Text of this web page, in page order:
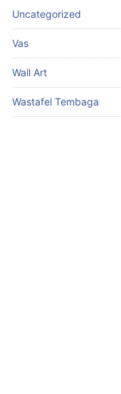
Uncategorized
Vas
Wall Art
Wastafel Tembaga